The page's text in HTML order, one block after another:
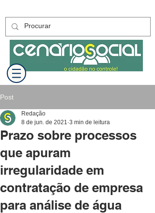
Post
Prazo sobre processos
que apuram
irregularidade em
contratação de empresa
para análise de água
Redação
8 de jun. de 2021 3 min de leitura